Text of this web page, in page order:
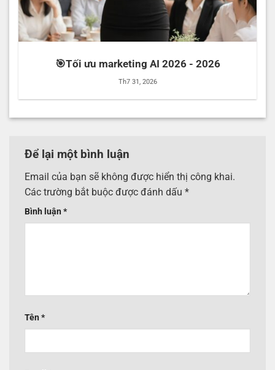
🎯Tối ưu marketing AI 2026 - 2026
Th7 31, 2026
Để lại một bình luận
Email của bạn sẽ không được hiển thị công khai.
Các trường bắt buộc được đánh dấu *
Bình luận *
Tên *